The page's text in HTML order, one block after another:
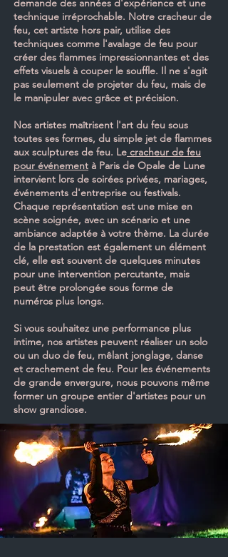
demande des années d'expérience et une
technique irréprochable. Notre cracheur de
feu, cet artiste hors pair, utilise des
techniques comme l'avalage de feu pour
créer des flammes impressionnantes et des
effets visuels à couper le souffle. Il ne s'agit
pas seulement de projeter du feu, mais de
le manipuler avec grâce et précision.
Nos artistes maîtrisent l'art du feu sous
toutes ses formes, du simple jet de flammes
aux sculptures de feu. Le cracheur de feu
pour événement à Paris de Opale de Lune
intervient lors de soirées privées, mariages,
événements d'entreprise ou festivals.
Chaque représentation est une mise en
scène soignée, avec un scénario et une
ambiance adaptée à votre thème. La durée
de la prestation est également un élément
clé, elle est souvent de quelques minutes
pour une intervention percutante, mais
peut être prolongée sous forme de
numéros plus longs.
Si vous souhaitez une performance plus
intime, nos artistes peuvent réaliser un solo
ou un duo de feu, mêlant jonglage, danse
et crachement de feu. Pour les événements
de grande envergure, nous pouvons même
former un groupe entier d'artistes pour un
show grandiose.